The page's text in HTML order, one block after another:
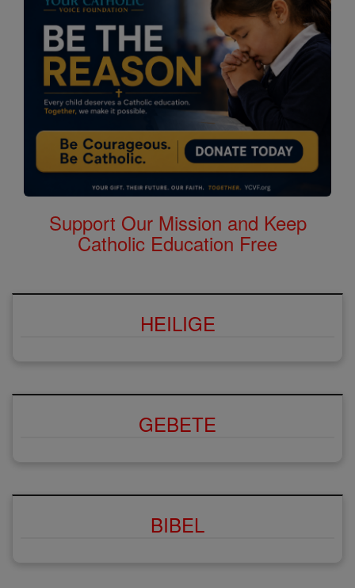
Support Our Mission and Keep
Catholic Education Free
HEILIGE
GEBETE
BIBEL